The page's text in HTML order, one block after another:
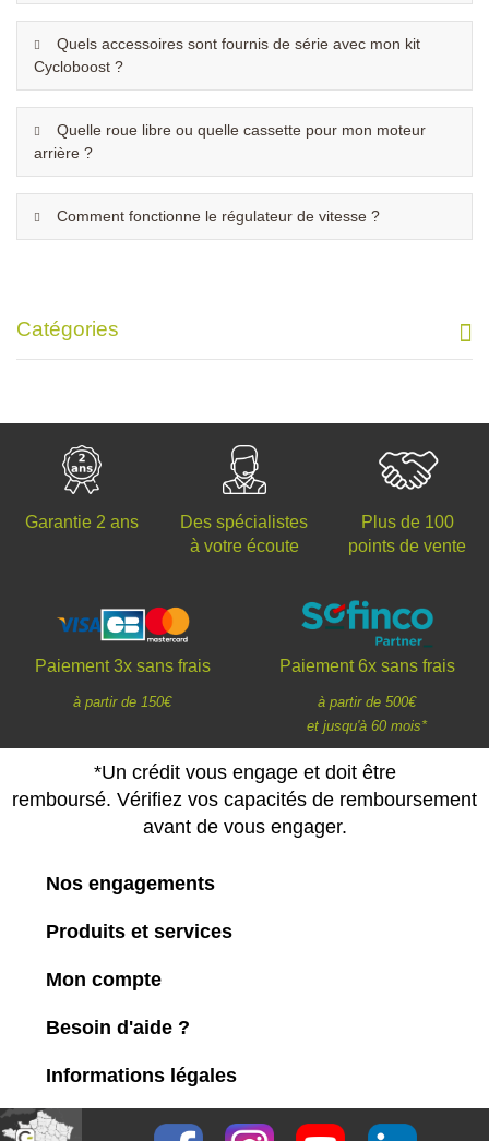
Quels accessoires sont fournis de série avec mon kit
Cycloboost ?
Quelle roue libre ou quelle cassette pour mon moteur
arrière ?
Comment fonctionne le régulateur de vitesse ?
Catégories
Garantie 2 ans
Des spécialistes
à votre écoute
Plus de 100
points de vente
Paiement 3x sans frais
à partir de 150€
Paiement 6x sans frais
à partir de 500€
et jusqu'à 60 mois*
*Un crédit vous engage et doit être
remboursé. Vérifiez vos capacités de remboursement
avant de vous engager.
Nos engagements
Produits et services
Mon compte
Besoin d'aide ?
Informations légales